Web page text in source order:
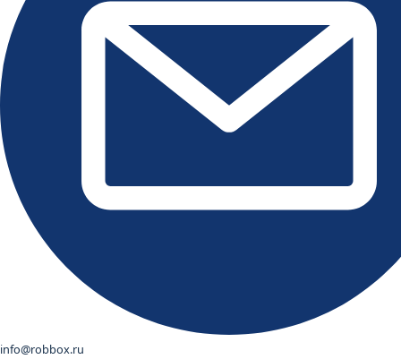
info@robbox.ru